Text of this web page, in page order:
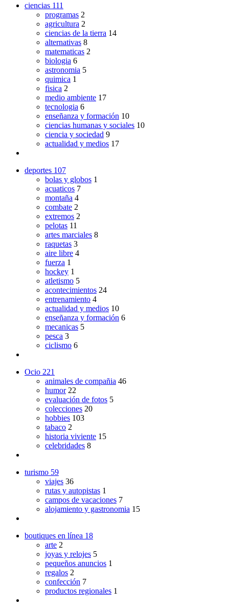
ciencias 111
programas 2
agricultura 2
ciencias de la tierra 14
alternativas 8
matematicas 2
biologia 6
astronomia 5
quimica 1
fisica 2
medio ambiente 17
tecnologia 6
enseñanza y formación 10
ciencias humanas y sociales 10
ciencia y sociedad 9
actualidad y medios 17
deportes 107
bolas y globos 1
acuaticos 7
montaña 4
combate 2
extremos 2
pelotas 11
artes marciales 8
raquetas 3
aire libre 4
fuerza 1
hockey 1
atletismo 5
acontecimientos 24
entrenamiento 4
actualidad y medios 10
enseñanza y formación 6
mecanicas 5
pesca 3
ciclismo 6
Ocio 221
animales de compañia 46
humor 22
evaluación de fotos 5
colecciones 20
hobbies 103
tabaco 2
historia viviente 15
celebridades 8
turismo 59
viajes 36
rutas y autopistas 1
campos de vacaciones 7
alojamiento y gastronomia 15
boutiques en línea 18
arte 2
joyas y relojes 5
pequeños anuncios 1
regalos 2
confección 7
productos regionales 1